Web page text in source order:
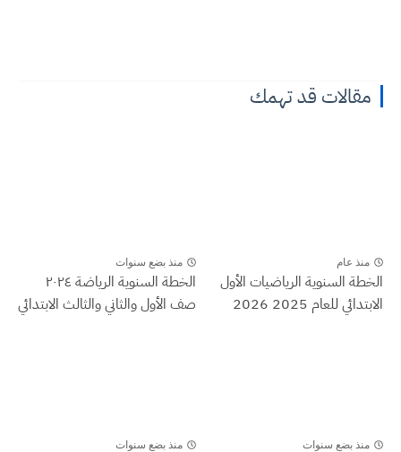
مقالات قد تهمك
منذ عام
الخطة السنوية الرياضيات الأول
الابتدائي للعام 2025 2026
منذ بضع سنوات
الخطة السنوية الرياضة ٢٠٢٤
صف الأول والثاني والثالث الابتدائي
منذ بضع سنوات منذ بضع سنوات